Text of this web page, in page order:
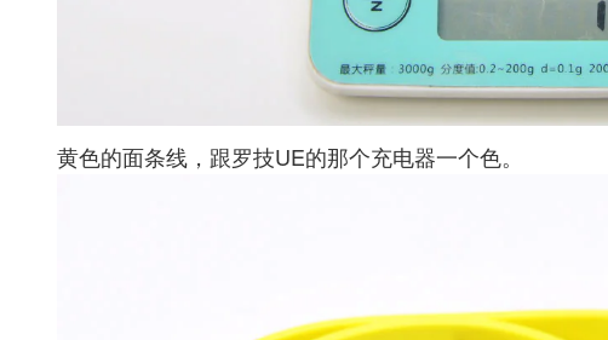
黄色的面条线，跟罗技UE的那个充电器一个色。